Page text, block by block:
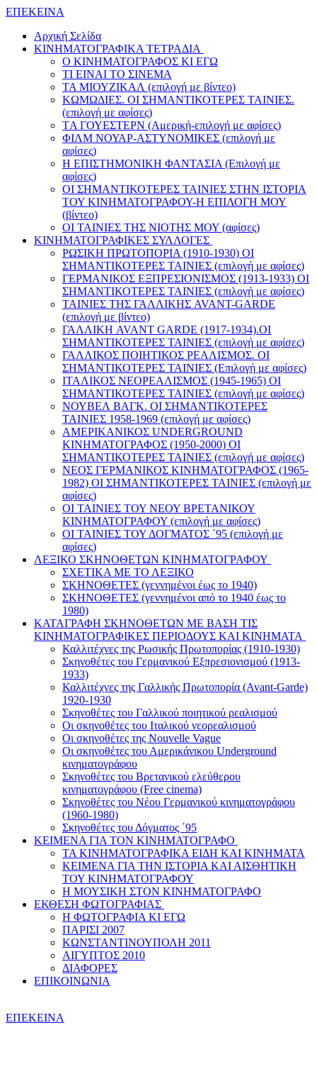
ΕΠΕΚΕΙΝΑ
Αρχική Σελίδα
ΚΙΝΗΜΑΤΟΓΡΑΦΙΚΑ ΤΕΤΡΑΔΙΑ
Ο ΚΙΝΗΜΑΤΟΓΡΑΦΟΣ ΚΙ ΕΓΩ
ΤΙ ΕΙΝΑΙ ΤΟ ΣΙΝΕΜΑ
ΤΑ ΜΙΟΥΖΙΚΑΛ (επιλογή με βίντεο)
ΚΩΜΩΔΙΕΣ. ΟΙ ΣΗΜΑΝΤΙΚΟΤΕΡΕΣ ΤΑΙΝΙΕΣ.
(επιλογή με αφίσες)
TΑ ΓΟΥΕΣΤΕΡΝ (Αμερική-επιλογή με αφίσες)
ΦΙΛΜ ΝΟΥΑΡ-ΑΣΤΥΝΟΜΙΚΕΣ (επιλογή με
αφίσες)
Η ΕΠΙΣΤΗΜΟΝΙΚΗ ΦΑΝΤΑΣΙΑ (Επιλογή με
αφίσες)
ΟΙ ΣΗΜΑΝΤΙΚΟΤΕΡΕΣ ΤΑΙΝΙΕΣ ΣΤΗΝ ΙΣΤΟΡΙΑ
ΤΟΥ ΚΙΝΗΜΑΤΟΓΡΑΦΟΥ-Η ΕΠΙΛΟΓΗ ΜΟΥ
(βίντεο)
ΟΙ ΤΑΙΝΙΕΣ ΤΗΣ ΝΙΟΤΗΣ ΜΟΥ (αφίσες)
ΚΙΝΗΜΑΤΟΓΡΑΦΙΚΕΣ ΣΥΛΛΟΓΕΣ
ΡΩΣΙΚΗ ΠΡΩΤΟΠΟΡΙΑ (1910-1930) ΟΙ
ΣΗΜΑΝΤΙΚΟΤΕΡΕΣ ΤΑΙΝΙΕΣ (επιλογή με αφίσες)
ΓΕΡΜΑΝΙΚΟΣ ΕΞΠΡΕΣΙΟΝΙΣΜΟΣ (1913-1933) ΟΙ
ΣΗΜΑΝΤΙΚΟΤΕΡΕΣ ΤΑΙΝΙΕΣ (επιλογή με αφίσες)
ΤΑΙΝΙΕΣ ΤΗΣ ΓΑΛΛΙΚΗΣ AVANT-GARDE
(επιλογή με βίντεο)
ΓΑΛΛΙΚΗ AVANT GARDE (1917-1934).ΟΙ
ΣΗΜΑΝΤΙΚΟΤΕΡΕΣ ΤΑΙΝΙΕΣ (επιλογή με αφίσες)
ΓΑΛΛΙΚΟΣ ΠΟΙΗΤΙΚΟΣ ΡΕΑΛΙΣΜΟΣ. ΟΙ
ΣΗΜΑΝΤΙΚΟΤΕΡΕΣ ΤΑΙΝΙΕΣ (Επιλογή με αφίσες)
ΙΤΑΛΙΚΟΣ ΝΕΟΡΕΑΛΙΣΜΟΣ (1945-1965) ΟΙ
ΣΗΜΑΝΤΙΚΟΤΕΡΕΣ ΤΑΙΝΙΕΣ (επιλογή με αφίσες)
ΝΟΥΒΕΛ ΒΑΓΚ. ΟΙ ΣΗΜΑΝΤΙΚΟΤΕΡΕΣ
ΤΑΙΝΙΕΣ 1958-1969 (επιλογή με αφίσες)
ΑΜΕΡΙΚΑΝΙΚΟΣ UNDERGROUND
ΚΙΝΗΜΑΤΟΓΡΑΦΟΣ (1950-2000) ΟΙ
ΣΗΜΑΝΤΙΚΟΤΕΡΕΣ ΤΑΙΝΙΕΣ (επιλογή με αφίσες)
ΝΕΟΣ ΓΕΡΜΑΝΙΚΟΣ ΚΙΝΗΜΑΤΟΓΡΑΦΟΣ (1965-
1982) ΟΙ ΣΗΜΑΝΤΙΚΟΤΕΡΕΣ ΤΑΙΝΙΕΣ (επιλογή με
αφίσες)
ΟΙ ΤΑΙΝΙΕΣ ΤΟΥ ΝΕΟΥ ΒΡΕΤΑΝΙΚΟΥ
ΚΙΝΗΜΑΤΟΓΡΑΦΟΥ (επιλογή με αφίσες)
ΟΙ ΤΑΙΝΙΕΣ ΤΟΥ ΔΟΓΜΑΤΟΣ ΄95 (επιλογή με
αφίσες)
ΛΕΞΙΚΟ ΣΚΗΝΟΘΕΤΩΝ ΚΙΝΗΜΑΤΟΓΡΑΦΟΥ
ΣΧΕΤΙΚΑ ΜΕ ΤΟ ΛΕΞΙΚΟ
ΣΚΗΝΟΘΕΤΕΣ (γεννημένοι έως το 1940)
ΣΚΗΝΟΘΕΤΕΣ (γεννημένοι από το 1940 έως το
1980)
ΚΑΤΑΓΡΑΦΗ ΣΚΗΝΟΘΕΤΩΝ ΜΕ ΒΑΣΗ ΤΙΣ
ΚΙΝΗΜΑΤΟΓΡΑΦΙΚΕΣ ΠΕΡΙΟΔΟΥΣ ΚΑΙ ΚΙΝΗΜΑΤΑ
Καλλιτέχνες της Ρωσικής Πρωτοπορίας (1910-1930)
Σκηνοθέτες του Γερμανικού Εξπρεσιονισμού (1913-
1933)
Καλλιτέχνες της Γαλλικής Πρωτοπορία (Avant-Garde)
1920-1930
Σκηνοθέτες του Γαλλικού ποιητικού ρεαλισμού
Οι σκηνοθέτες του Ιταλικού νεορεαλισμού
Οι σκηνοθέτες της Nouvelle Vague
Οι σκηνοθέτες του Αμερικάνικου Underground
κινηματογράφου
Σκηνοθέτες του Βρετανικού ελεύθερου
κινηματογράφου (Free cinema)
Σκηνοθέτες του Νέου Γερμανικού κινηματογράφου
(1960-1980)
Σκηνοθέτες του Δόγματος ΄95
ΚΕΙΜΕΝΑ ΓΙΑ ΤΟΝ ΚΙΝΗΜΑΤΟΓΡΑΦΟ
ΤΑ ΚΙΝΗΜΑΤΟΓΡΑΦΙΚΑ ΕΙΔΗ ΚΑΙ ΚΙΝΗΜΑΤΑ
ΚΕΙΜΕΝΑ ΓΙΑ ΤΗΝ ΙΣΤΟΡΙΑ ΚΑΙ ΑΙΣΘΗΤΙΚΗ
ΤΟΥ ΚΙΝΗΜΑΤΟΓΡΑΦΟΥ
Η ΜΟΥΣΙΚΗ ΣΤΟΝ ΚΙΝΗΜΑΤΟΓΡΑΦΟ
ΕΚΘΕΣΗ ΦΩΤΟΓΡΑΦΙΑΣ
Η ΦΩΤΟΓΡΑΦΙΑ ΚΙ ΕΓΩ
ΠΑΡΙΣΙ 2007
ΚΩΝΣΤΑΝΤΙΝΟΥΠΟΛΗ 2011
ΑΙΓΥΠΤΟΣ 2010
ΔΙΑΦΟΡΕΣ
ΕΠΙΚΟΙΝΩΝΙΑ
ΕΠΕΚΕΙΝΑ